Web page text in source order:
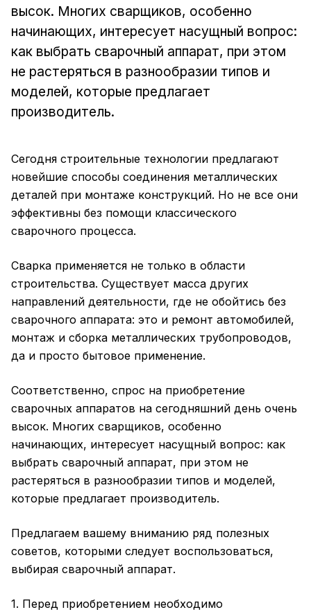
высок. Многих сварщиков, особенно
начинающих, интересует насущный вопрос:
как выбрать сварочный аппарат, при этом
не растеряться в разнообразии типов и
моделей, которые предлагает
производитель.
Сегодня строительные технологии предлагают
новейшие способы соединения металлических
деталей при монтаже конструкций. Но не все они
эффективны без помощи классического
сварочного процесса.
Сварка применяется не только в области
строительства. Существует масса других
направлений деятельности, где не обойтись без
сварочного аппарата: это и ремонт автомобилей,
монтаж и сборка металлических трубопроводов,
да и просто бытовое применение.
Соответственно, спрос на приобретение
сварочных аппаратов на сегодняшний день очень
высок. Многих сварщиков, особенно
начинающих, интересует насущный вопрос: как
выбрать сварочный аппарат, при этом не
растеряться в разнообразии типов и моделей,
которые предлагает производитель.
Предлагаем вашему вниманию ряд полезных
советов, которыми следует воспользоваться,
выбирая сварочный аппарат.
1. Перед приобретением необходимо